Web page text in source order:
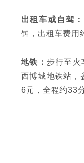
出租车或自驾：
钟，出租车费用
地铁： 步行至火
西博城地铁站，
6元，全程约33